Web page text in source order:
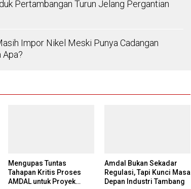
Pertambangan Turun Jelang Pergantian
Impor Nikel Meski Punya Cadangan
Apa?
Mengupas Tuntas
Tahapan Kritis Proses
AMDAL untuk Proyek
Amdal Bukan Sekadar
Regulasi, Tapi Kunci Masa
Depan Industri Tambang